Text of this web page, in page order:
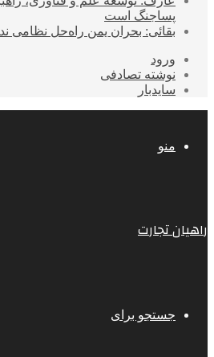
پساجنگ است
بقائی: بحران یمن راه‌حل نظامی
ورود
نوشته تصادفی
سایدبار
منو
راهیان تجارت
جستجو برای